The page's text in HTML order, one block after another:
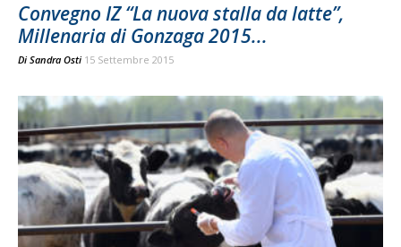
Convegno IZ “La nuova stalla da latte”,
Millenaria di Gonzaga 2015...
Di Sandra Osti 15 Settembre 2015